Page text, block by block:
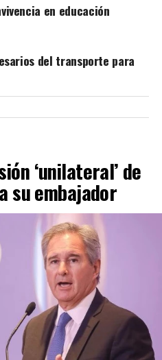
en educación
del transporte para
‘unilateral’ de
su embajador